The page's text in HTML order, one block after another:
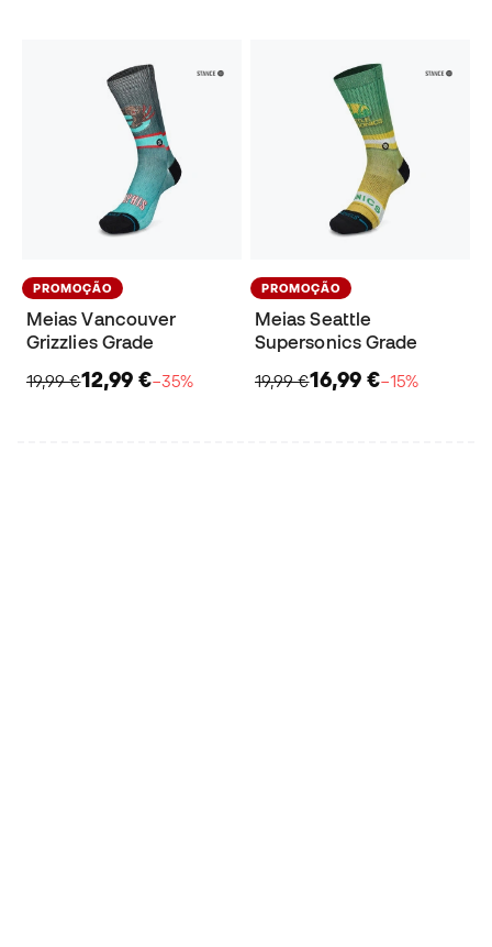
PROMOÇÃO
Meias Vancouver
Grizzlies Grade
19,99 €12,99 €−35%
PROMOÇÃO
Meias Seattle
Supersonics Grade
19,99 €16,99 €−15%